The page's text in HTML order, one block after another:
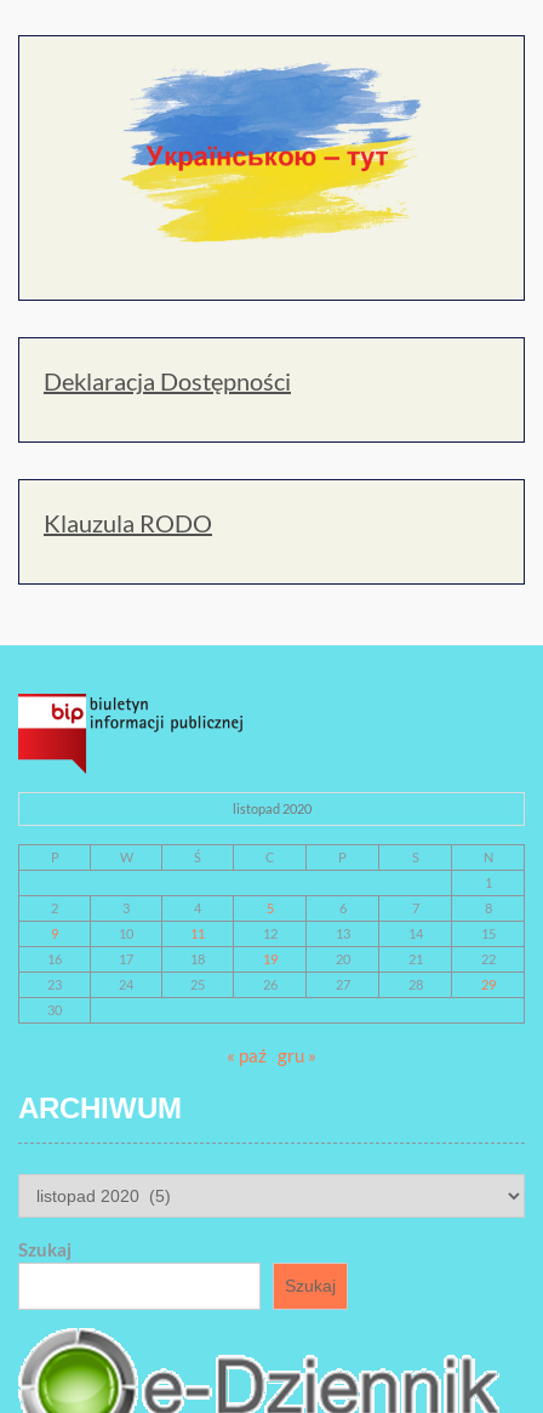
Deklaracja Dostępności
Klauzula RODO
listopad 2020
P W Ś C P S
N
1
2
3 4 5 6 7
8
9
10 11 12 13 14
15
16
17 18 19 20 21
22
23
24 25 26 27 28
29
30
« paź gru »
ARCHIWUM
ARCHIWUM
Szukaj
Szukaj